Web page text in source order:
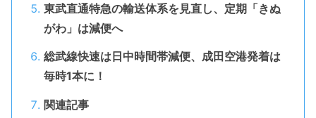
東武直通特急の輸送体系を見直し、定期「きぬ
がわ」は減便へ
総武線快速は日中時間帯減便、成田空港発着は
毎時1本に！
関連記事